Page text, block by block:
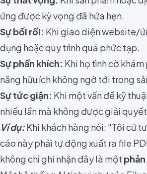
ứng được kỳ vọng đã hứa hẹn.
Sự bối rối: Khi giao diện website/
dụng hoặc quy trình quá phức tạp.
Sự phấn khích: Khi họ tình cờ
năng hữu ích không ngờ tới trong
Sự tức giận: Khi một vấn đề kỹ
nhiều lần mà không được giải
Ví dụ:Khi khách hàng nói: "Tôi cứ
cáo này phải tự động xuất ra file
không chỉ ghi nhận đây là một